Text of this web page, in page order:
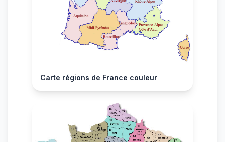
Carte régions de France couleur